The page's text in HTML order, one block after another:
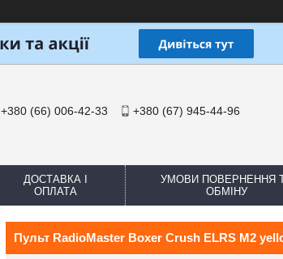
+380 (66) 006-42-33 +380 (67) 945-44-96
ДОСТАВКА І
ОПЛАТА
УМОВИ ПОВЕРНЕННЯ
ОБМІНУ
Пульт RadioMaster Boxer Crush ELRS M2